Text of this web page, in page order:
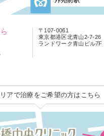
〒107-0061
東京都港区北青山2-7-26
ランドワーク青山ビル7F
アで治療をご希望の方はこちら